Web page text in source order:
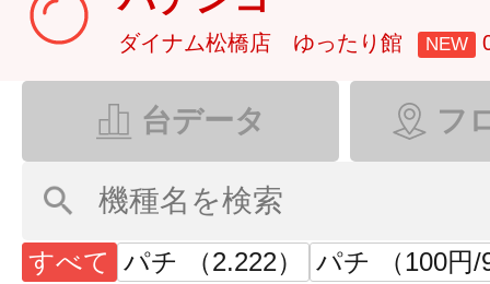
ダイナム松橋店 ゆったり館 NEW
台データ フ
すべて パチ （2.222） パチ （100円/